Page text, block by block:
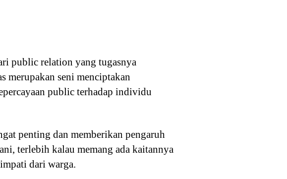
public relation yang tugasnya
merupakan seni menciptakan
public terhadap individu
penting dan memberikan pengaruh
terlebih kalau memang ada kaitannya
dari warga.